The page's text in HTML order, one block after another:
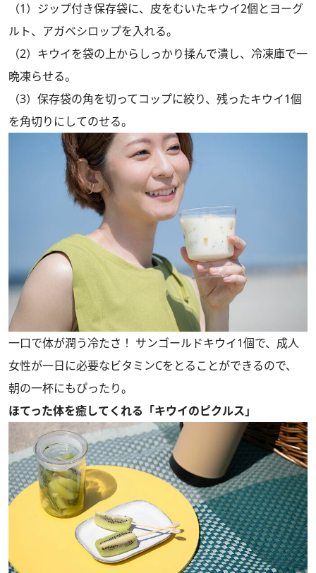
（1）ジップ付き保存袋に、皮をむいたキウイ2個とヨーグ
ルト、アガベシロップを入れる。
（2）キウイを袋の上からしっかり揉んで潰し、冷凍庫で一
晩凍らせる。
（3）保存袋の角を切ってコップに絞り、残ったキウイ1個
を角切りにしてのせる。
一口で体が潤う冷たさ！ サンゴールドキウイ1個で、成人
女性が一日に必要なビタミンCをとることができるので、
朝の一杯にもぴったり。
ほてった体を癒してくれる「キウイのピクルス」